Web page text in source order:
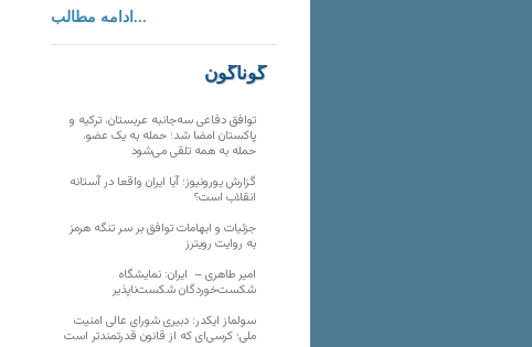
ادامه مطالب...
گوناگون
توافق دفاعی سه‌جانبه عربستان، ترکیه و
پاکستان امضا شد؛ حمله به یک عضو،
حمله به همه تلقی می‌شود
گزارش یورونیوز؛ آیا ایران واقعا در آستانه
انقلاب است؟
جزئیات و ابهامات توافق بر سر تنگه هرمز
به روایت رویترز
امیر طاهری – ایران: نمایشگاه
شکست‌خوردگان شکست‌ناپذیر
سولماز ایکدر: دبیری شورای عالی امنیت
ملی؛ کرسی‌ای که از قانون قدرتمندتر است